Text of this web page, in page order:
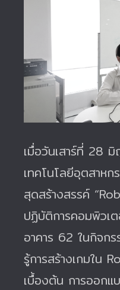
เมื่อวันเสาร์ที่ 28
เทคโนโลยีอุตสาห
สุดสร้างสรรค์
ปฏิบัติการคอมพิว
อาคาร 62 ในกิจกร
รู้การสร้างเกมใน
เบื้องต้น การออกแ